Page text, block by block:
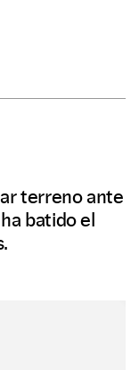
terreno ante
batido el